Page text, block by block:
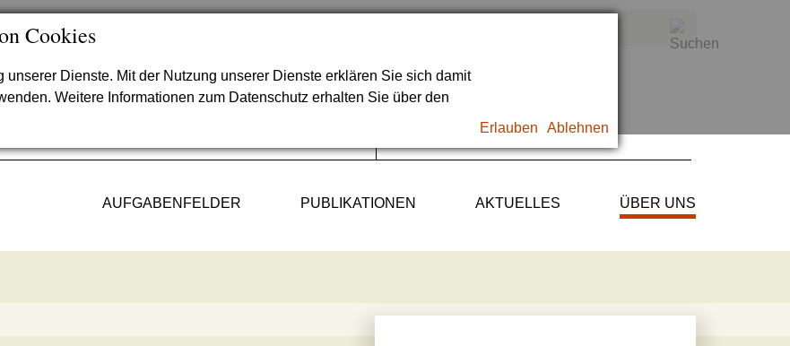
Cookies
Dienste. Mit der Nutzung unserer Dienste erklären Sie sich damit
Weitere Informationen zum Datenschutz erhalten Sie über den
Erlauben Ablehnen
AUFGABENFELDER PUBLIKATIONEN AKTUELLES ÜBER UNS